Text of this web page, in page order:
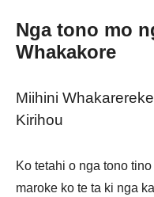
Nga tono mo
Whakakore
Miihini
Kirihou
Ko tetahi o nga tono
maroke ko te ta ki nga